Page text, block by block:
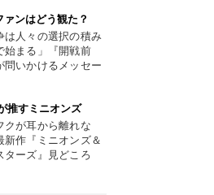
ァンはどう観た？
は人々の選択の積み
始まる」『開戦前
問いかけるメッセー
推すミニオンズ
クが耳から離れな
新作『ミニオンズ＆
ターズ』見どころ